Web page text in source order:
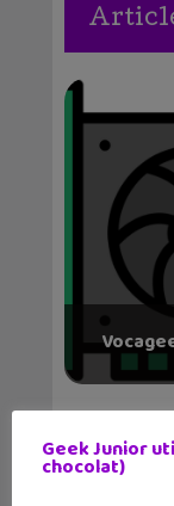
Geek Junior
chocolat)